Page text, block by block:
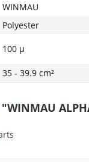
WINMAU
Polyester
100 µ
35 - 39.9 cm²